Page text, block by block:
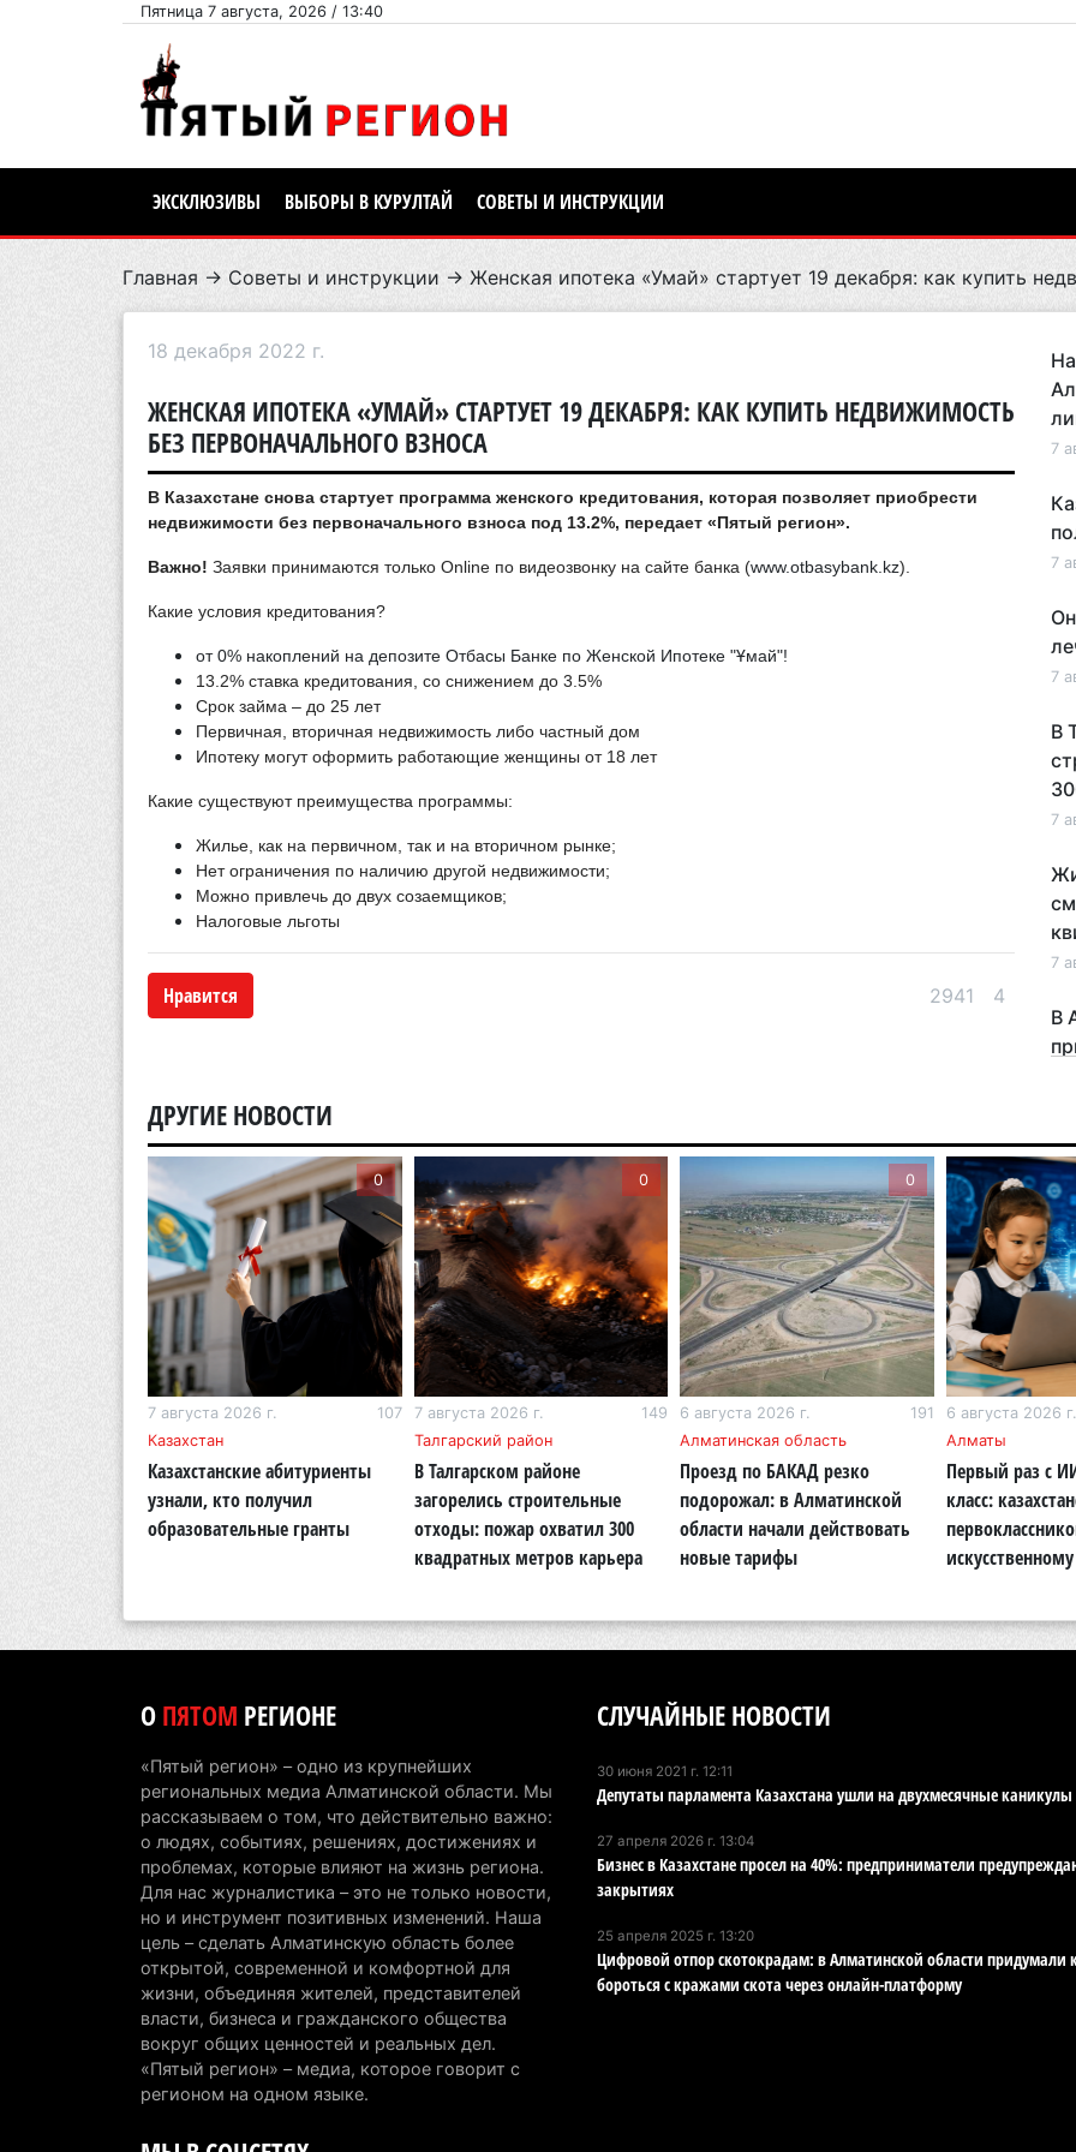
Пятница 7 августа, 2026 / 13:40
ЭКСКЛЮЗИВЫ ВЫБОРЫ В КУРУЛТАЙ СОВЕТЫ И ИНСТРУКЦИИ
Главная → Советы и инструкции → Женская ипотека «Умай» стартует 19 декабря: как купить
18 декабря 2022 г.
ЖЕНСКАЯ ИПОТЕКА «УМАЙ» СТАРТУЕТ 19 ДЕКАБРЯ: КАК КУПИТЬ НЕДВИЖИМОСТЬ
БЕЗ ПЕРВОНАЧАЛЬНОГО ВЗНОСА
В Казахстане снова стартует программа женского кредитования, которая позволяет приобрести
недвижимости без первоначального взноса под 13.2%, передает «Пятый регион».
Важно! Заявки принимаются только Online по видеозвонку на сайте банка (www.otbasybank.kz).
Какие условия кредитования?
от 0% накоплений на депозите Отбасы Банке по Женской Ипотеке "Ұмай"!
13.2% ставка кредитования, со снижением до 3.5%
Срок займа – до 25 лет
Первичная, вторичная недвижимость либо частный дом
Ипотеку могут оформить работающие женщины от 18 лет
Какие существуют преимущества программы:
Жилье, как на первичном, так и на вторичном рынке;
Нет ограничения по наличию другой недвижимости;
Можно привлечь до двух созаемщиков;
Налоговые льготы
Нравится 2941 4
7
7
7
В
7
7
В
6
6
6
6
5
5
ДРУГИЕ НОВОСТИ
0
7 августа 2026 г.
107
Казахстан
Казахстанские абитуриенты
узнали, кто получил
образовательные гранты
0
7 августа 2026 г.
149
Талгарский район
В Талгарском районе
загорелись строительные
отходы: пожар охватил 300
квадратных метров карьера
0
6 августа 2026 г.
191
Алматинская область
Проезд по БАКАД резко
подорожал: в Алматинской
области начали действовать
новые тарифы
6 августа 2026 г.
Алматы
Первый раз с
класс:
ОПЯТОМ РЕГИОНЕ
«Пятый регион» – одно из крупнейших
региональных медиа Алматинской области. Мы
рассказываем о том, что действительно важно:
о людях, событиях, решениях, достижениях и
проблемах, которые влияют на жизнь региона.
Для нас журналистика – это не только новости,
но и инструмент позитивных изменений. Наша
цель – сделать Алматинскую область более
открытой, современной и комфортной для
жизни, объединяя жителей, представителей
власти, бизнеса и гражданского общества
вокруг общих ценностей и реальных дел.
«Пятый регион» – медиа, которое говорит с
регионом на одном языке.
СЛУЧАЙНЫЕ НОВОСТИ
30 июня 2021 г. 12:11
Депутаты парламента Казахстана ушли на двухмесячные каникулы
27 апреля 2026 г. 13:04
Бизнес в Казахстане просел на 40%: предприниматели
закрытиях
25 апреля 2025 г. 13:20
Цифровой отпор скотокрадам: в Алматинской области придумали
бороться с кражами скота через онлайн-платформу